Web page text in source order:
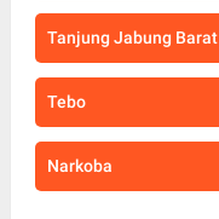
Tanjung Jabung Barat
Tebo
Narkoba